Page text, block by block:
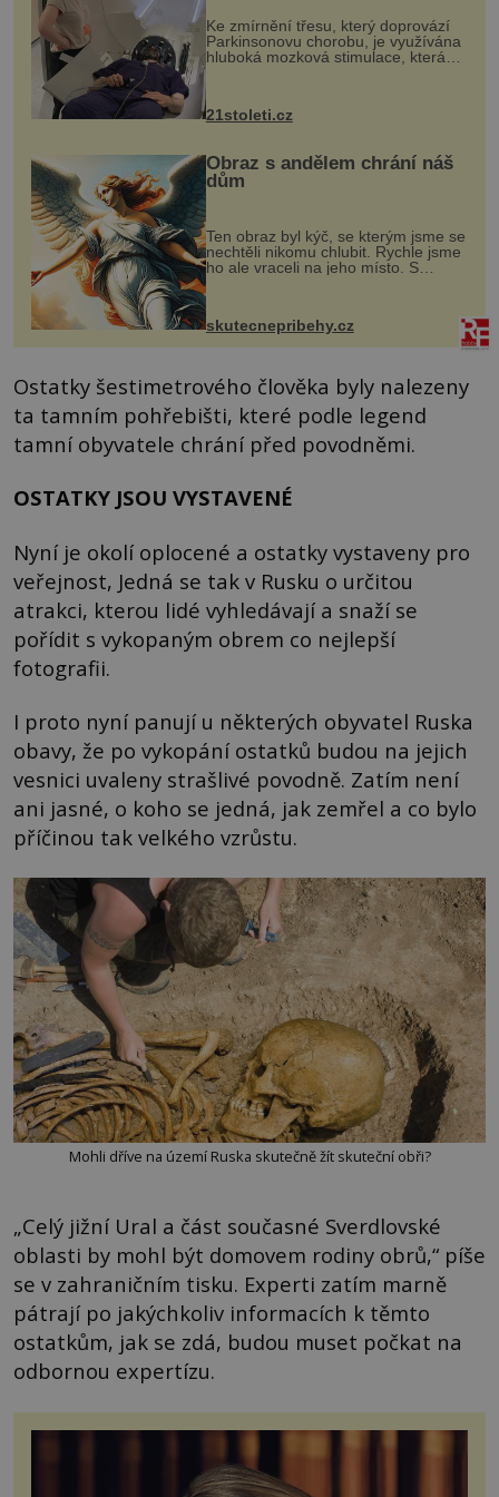
Ke zmírnění třesu, který doprovází
Parkinsonovu chorobu, je využívána
hluboká mozková stimulace, která
však vyžaduje vysoce invazivní
k dostatečně přesnému zacílení ...
21stoleti.cz
Obraz s andělem chrání náš
dům
Ten obraz byl kýč, se kterým jsme se
nechtěli nikomu chlubit. Rychle jsme
ho ale vraceli na jeho místo. S
manželem Vaškem jsme si pořídili
chaloupku, takový domek na severu
Čech, kde jsme si naplánova...
skutecnepribehy.cz
Ostatky šestimetrového člověka byly nalezeny
ta tamním pohřebišti, které podle legend
tamní obyvatele chrání před povodněmi.
OSTATKY JSOU VYSTAVENÉ
Nyní je okolí oplocené a ostatky vystaveny pro
veřejnost, Jedná se tak v Rusku o určitou
atrakci, kterou lidé vyhledávají a snaží se
pořídit s vykopaným obrem co nejlepší
fotografii.
I proto nyní panují u některých obyvatel Ruska
obavy, že po vykopání ostatků budou na jejich
vesnici uvaleny strašlivé povodně. Zatím není
ani jasné, o koho se jedná, jak zemřel a co bylo
příčinou tak velkého vzrůstu.
Mohli dříve na území Ruska skutečně žít skuteční obři?
„Celý jižní Ural a část současné Sverdlovské
oblasti by mohl být domovem rodiny obrů,“ píše
se v zahraničním tisku. Experti zatím marně
pátrají po jakýchkoliv informacích k těmto
ostatkům, jak se zdá, budou muset počkat na
odbornou expertízu.